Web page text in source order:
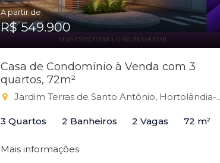
A partir de:
R$ 549.900
Casa de Condomínio à Venda com 3
quartos, 72m²
Jardim Terras de Santo Antônio, Hortolândia-SP
3 Quartos 2 Banheiros 2 Vagas 72 m²
Mais informações